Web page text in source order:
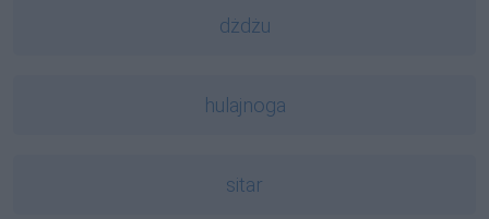
dżdżu
hulajnoga
sitar